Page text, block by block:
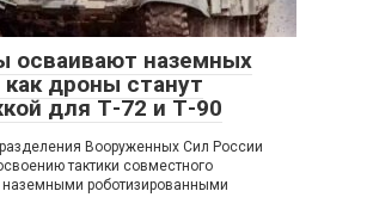
осваивают наземных
дроны станут
для Т-72 и Т-90
Вооруженных Сил России
тактики совместного
роботизированными